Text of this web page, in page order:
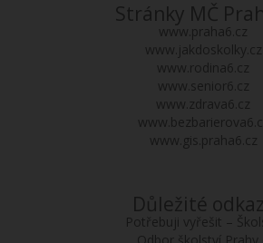
Stránky MČ
www.praha6.cz
www.jakdoskolky.cz
www.rodina6.cz
www.senior6.cz
www.zdrava6.cz
www.gis.praha6.cz
Důležité
Potřebuji vyřešit –